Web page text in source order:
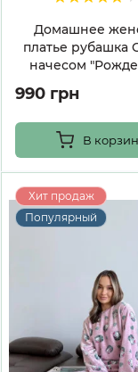
Домашнее
платье рубашка
начесом
990 грн
В
Хит продаж
Популярный